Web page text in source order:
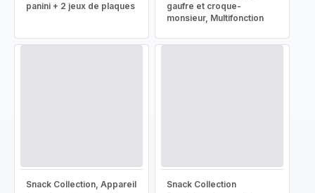
panini + 2 jeux de plaques
gaufre et croque-
monsieur, Multifonction
Snack Collection, Appareil
Snack Collection